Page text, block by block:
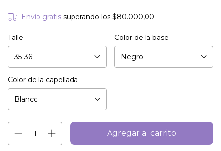
Envío gratis superando los $80.000,00
Talle Color de la base
Color de la capellada